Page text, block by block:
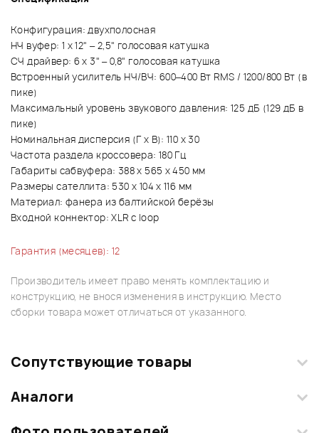
Конфигурация: двухполосная
НЧ вуфер: 1 x 12" – 2,5" голосовая катушка
СЧ драйвер: 6 x 3" – 0,8" голосовая катушка
Встроенный усилитель НЧ/ВЧ: 600–400 Вт RMS / 1200/800 Вт (в
пике)
Максимальный уровень звукового давления: 125 дБ (129 дБ в
пике)
Номинальная дисперсия (Г х В): 110 х 30
Частота раздела кроссовера: 180 Гц
Габариты сабвуфера: 388 х 565 х 450 мм
Размеры сателлита: 530 х 104 х 116 мм
Материал: фанера из балтийской берёзы
Входной коннектор: XLR с loop
Гарантия (месяцев): 12
Производитель имеет право менять комплектацию и
конструкцию, не внося изменения в инструкцию. Место
сборки товара может отличаться от указанного.
Сопутствующие товары
Аналоги